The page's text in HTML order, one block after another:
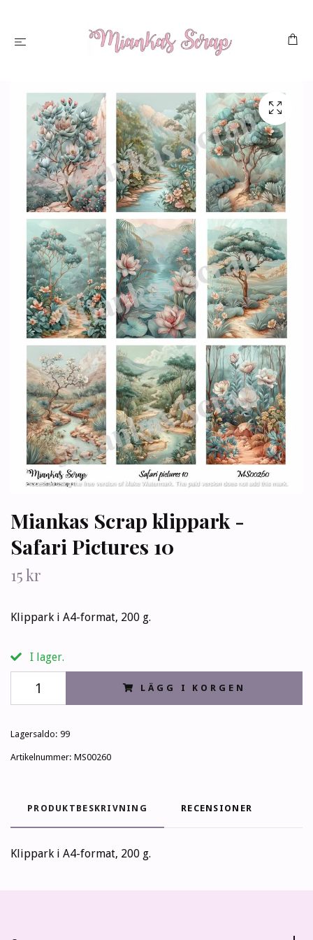
Miankas Scrap klippark -
Safari Pictures 10
15 kr
Klippark i A4-format, 200 g.
I lager.
LÄGG I KORGEN
Lagersaldo: 99
Artikelnummer: MS00260
PRODUKTBESKRIVNING RECENSIONER
Klippark i A4-format, 200 g.